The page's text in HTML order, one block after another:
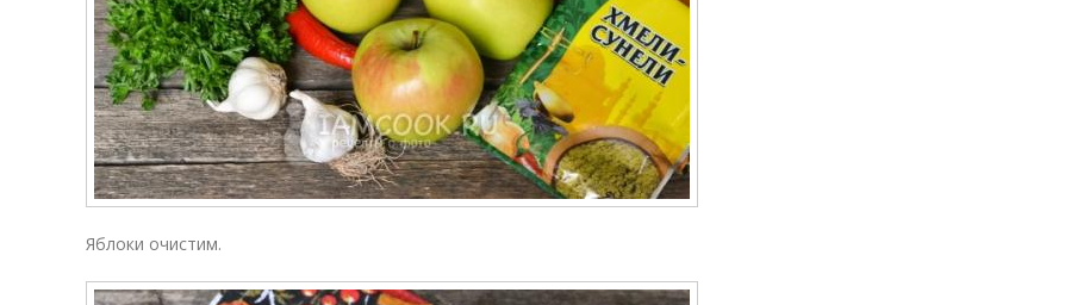
Яблоки очистим.